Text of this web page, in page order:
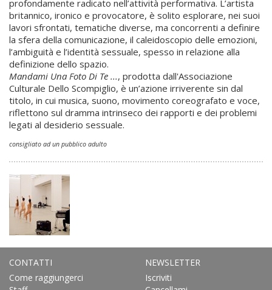
profondamente radicato nell’attività performativa. L’artista
britannico, ironico e provocatore, è solito esplorare, nei suoi
lavori sfrontati, tematiche diverse, ma concorrenti a definire
la sfera della comunicazione, il caleidoscopio delle emozioni,
l’ambiguità e l’identità sessuale, spesso in relazione alla
definizione dello spazio.
Mandami Una Foto Di Te ..., prodotta dall'Associazione
Culturale Dello Scompiglio, è un’azione irriverente sin dal
titolo, in cui musica, suono, movimento coreografato e voce,
riflettono sul dramma intrinseco dei rapporti e dei problemi
legati al desiderio sessuale.
consigliato ad un pubblico adulto
CONTATTI
Come raggiungerci
NEWSLETTER
Iscriviti